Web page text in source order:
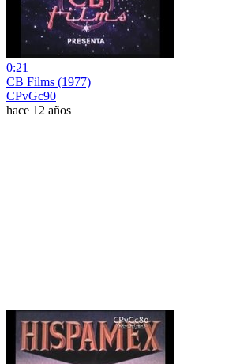
0:21
CB Films (1977)
CPvGc90
hace 12 años